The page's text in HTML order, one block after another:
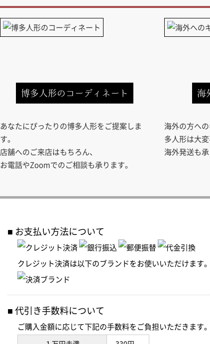
博多人形のコーディネート
あなたにぴったりの博多人形をご提案しま
す。
店舗へのご来店はもちろん、
お電話やZoomでのご相談も承ります。
海
海外の方へ
多人形は大変
海外発送も承
お支払い方法について
クレジット決済は以下のブランドをお使いいただけます。
代引き手数料について
ご購入金額に応じて下記の手数料をご負担いただきます。